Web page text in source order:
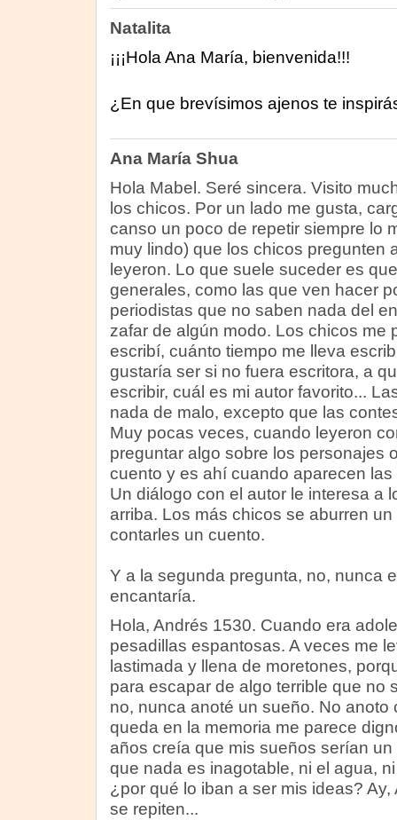
Natalita
¡¡¡Hola Ana María, bienvenida!!!
¿En que brevísimos ajenos te
Ana María Shua
Hola Mabel. Seré sincera. Visito
los chicos. Por un lado me gusta,
canso un poco de repetir siempre lo
muy lindo) que los chicos pregunten
leyeron. Lo que suele suceder es
generales, como las que ven hacer
periodistas que no saben nada del
zafar de algún modo. Los chicos me
escribí, cuánto tiempo me lleva
gustaría ser si no fuera escritora, a
escribir, cuál es mi autor favorito...
nada de malo, excepto que las
Muy pocas veces, cuando leyeron
preguntar algo sobre los personajes
cuento y es ahí cuando aparecen
Un diálogo con el autor le interesa a
arriba. Los más chicos se aburren un
contarles un cuento.
Y a la segunda pregunta, no, nunca
encantaría.
Hola, Andrés 1530. Cuando era
pesadillas espantosas. A veces me
lastimada y llena de moretones,
para escapar de algo terrible que no
no, nunca anoté un sueño. No anoto
queda en la memoria me parece
años creía que mis sueños serían
que nada es inagotable, ni el agua,
¿por qué lo iban a ser mis ideas?
se repiten...